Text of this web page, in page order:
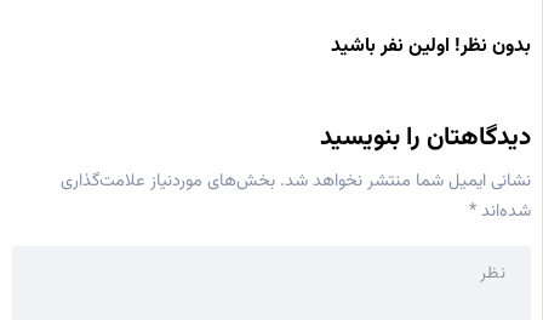
بدون نظر! اولین نفر باشید
دیدگاهتان را بنویسید
نشانی ایمیل شما منتشر نخواهد شد. بخش‌های موردنیاز علامت‌گذاری
شده‌اند*